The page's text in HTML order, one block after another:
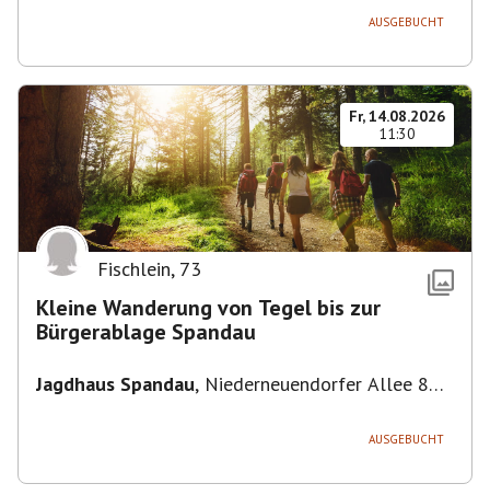
AUSGEBUCHT
Fr, 14.08.2026
11:30
Fischlein, 73
Kleine Wanderung von Tegel bis zur
Bürgerablage Spandau
Jagdhaus Spandau, Niederneuendorfer Allee 80,
AUSGEBUCHT